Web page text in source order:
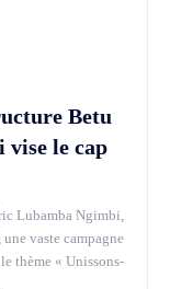
Betu
vise le cap
Lubamba Ngimbi,
vaste campagne
thème « Unissons-